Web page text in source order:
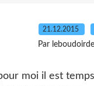
21.12.2015
Par
moi il est